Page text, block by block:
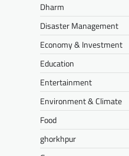
Dharm
Disaster Management
Economy & Investment
Education
Entertainment
Environment & Climate
Food
ghorkhpur